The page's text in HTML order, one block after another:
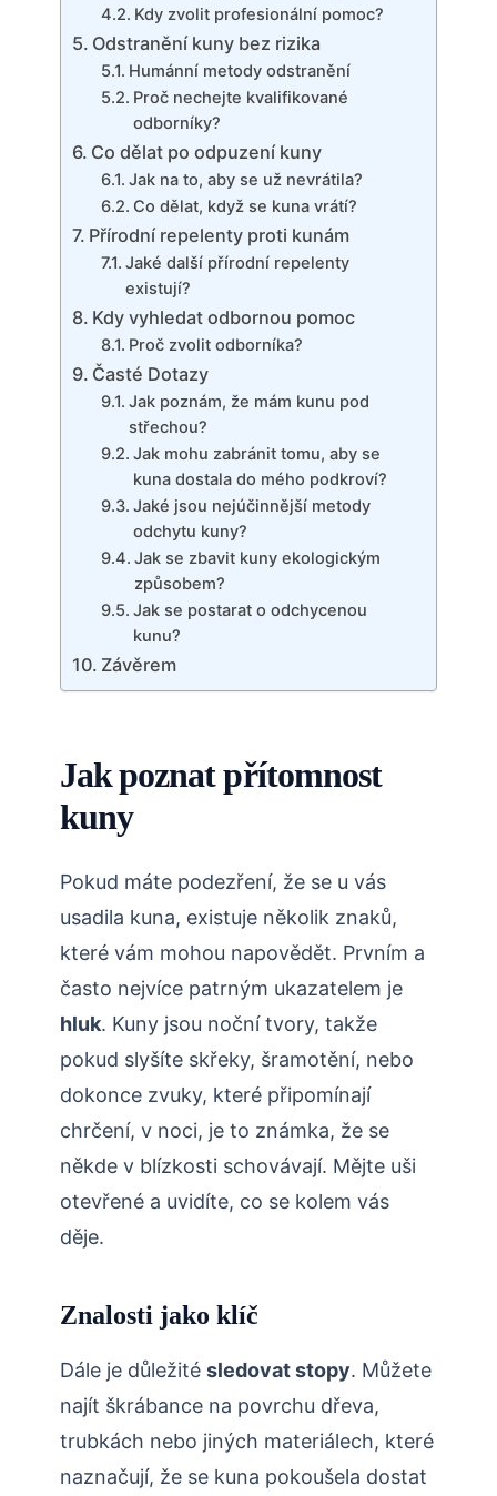
Kdy zvolit profesionální pomoc?
Odstranění⁤ kuny bez rizika
Humánní metody odstranění
Proč nechejte kvalifikované
‌odborníky?
Co dělat po odpuzení kuny
Jak na to, aby ⁢se už nevrátila?
Co ⁣dělat, když‌ se ​kuna vrátí?
Přírodní repelenty proti kunám
Jaké další⁣ přírodní repelenty‍
existují?
Kdy​ vyhledat odbornou pomoc
Proč zvolit odborníka?
Časté Dotazy
Jak poznám,⁣ že mám kunu pod
střechou?
Jak mohu zabránit⁤ tomu, aby se
kuna dostala ​do⁣ mého podkroví?
Jaké jsou nejúčinnější​ metody
odchytu kuny?
Jak‌ se zbavit kuny⁤ ekologickým
⁣způsobem?
Jak se postarat o odchycenou
kunu?
Závěrem
Jak ⁣poznat přítomnost​
kuny
Pokud ⁢máte ⁢podezření, že se u vás
usadila kuna, existuje několik znaků,
které⁣ vám ⁣mohou napovědět. ‍Prvním a
často nejvíce patrným ukazatelem je
hluk. Kuny​ jsou noční ‌tvory,‍ takže
‍pokud slyšíte⁤ skřeky, šramotění, nebo
dokonce zvuky, které připomínají​
chrčení, v noci, je to známka, že se
někde v blízkosti ‍schovávají. Mějte uši
otevřené a uvidíte, co​ se kolem vás‍
děje.
Znalosti ⁤jako klíč
Dále je důležité sledovat‍ stopy. Můžete
najít škrábance na povrchu dřeva,
trubkách nebo​ jiných materiálech,⁣ které
naznačují, ‍že⁤ se kuna pokoušela dostat